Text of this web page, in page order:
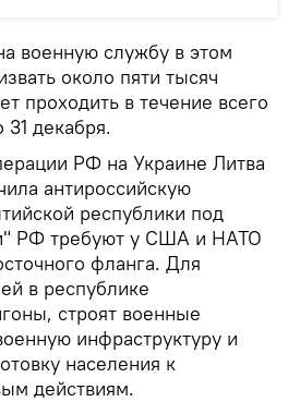
военную службу в этом
около пяти тысяч
проходить в течение всего
31 декабря.
РФ на Украине Литва
антироссийскую
республики под
РФ требуют у США и НАТО
фланга. Для
в республике
строят военные
инфраструктуру и
населения к
действиям.